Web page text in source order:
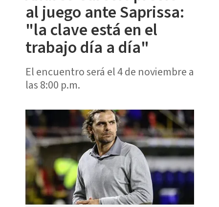
al juego ante Saprissa:
"la clave está en el
trabajo día a día"
El encuentro será el 4 de noviembre a
las 8:00 p.m.